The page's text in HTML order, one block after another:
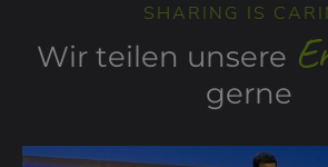
SHARING IS
Wir teilen unsere
gerne